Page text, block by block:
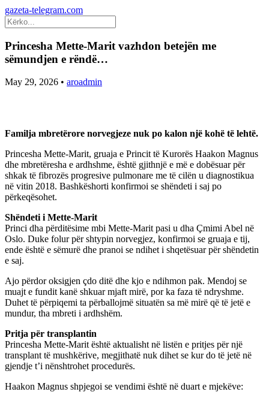
gazeta-telegram.com
Princesha Mette-Marit vazhdon betejën me
sëmundjen e rëndë…
May 29, 2026 • aroadmin
Familja mbretërore norvegjeze nuk po kalon një kohë të lehtë.
Princesha Mette-Marit, gruaja e Princit të Kurorës Haakon Magnus
dhe mbretëresha e ardhshme, është gjithnjë e më e dobësuar për
shkak të fibrozës progresive pulmonare me të cilën u diagnostikua
në vitin 2018. Bashkëshorti konfirmoi se shëndeti i saj po
përkeqësohet.
Shëndeti i Mette-Marit
Princi dha përditësime mbi Mette-Marit pasi u dha Çmimi Abel në
Oslo. Duke folur për shtypin norvegjez, konfirmoi se gruaja e tij,
ende është e sëmurë dhe pranoi se ndihet i shqetësuar për shëndetin
e saj.
Ajo përdor oksigjen çdo ditë dhe kjo e ndihmon pak. Mendoj se
muajt e fundit kanë shkuar mjaft mirë, por ka faza të ndryshme.
Duhet të përpiqemi ta përballojmë situatën sa më mirë që të jetë e
mundur, tha mbreti i ardhshëm.
Pritja për transplantin
Princesha Mette-Marit është aktualisht në listën e pritjes për një
transplant të mushkërive, megjithatë nuk dihet se kur do të jetë në
gjendje t’i nënshtrohet procedurës.
Haakon Magnus shpjegoi se vendimi është në duart e mjekëve: